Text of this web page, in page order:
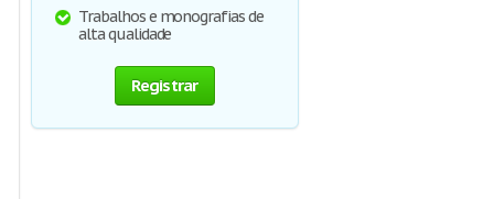
Trabalhos e monografias de
alta qualidade
Registrar